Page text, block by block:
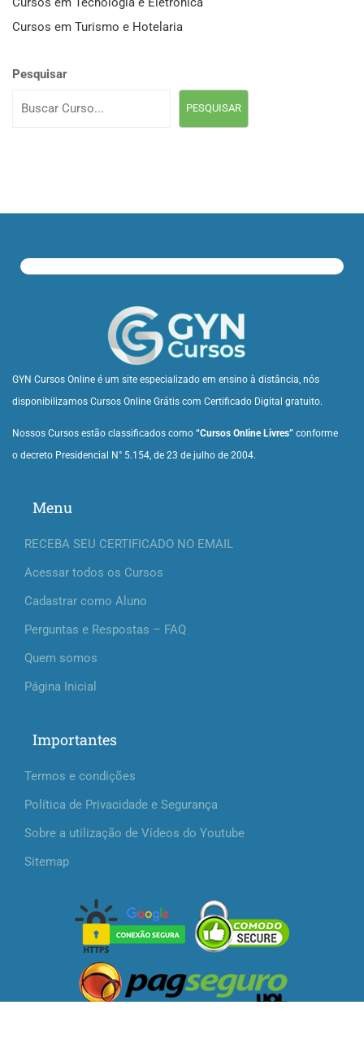
Cursos em Turismo e Hotelaria
Pesquisar
PESQUISAR
GYN Cursos Online é um site especializado em ensino à distância, nós
disponibilizamos Cursos Online Grátis com Certificado Digital gratuito.
Nossos Cursos estão classificados como “Cursos Online Livres” conforme
o decreto Presidencial N° 5.154, de 23 de julho de 2004.
Menu
RECEBA SEU CERTIFICADO NO EMAIL
Acessar todos os Cursos
Cadastrar como Aluno
Perguntas e Respostas – FAQ
Quem somos
Página Inicial
Importantes
Termos e condições
Política de Privacidade e Segurança
Sobre a utilização de Vídeos do Youtube
Sitemap